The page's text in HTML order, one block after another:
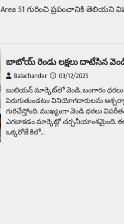
Area 51 గురించి ప్రపంచానికి తెలియని
బాబోయ్‌ రెండు లక్షలు దాటేసిన
Balachander
03/12/2025
బులియన్‌ మార్కెట్‌లో వెండి, బంగారం
పెరుగుతుండటం వినియోగదారులను
గురిచేస్తోంది. ముఖ్యంగా వెండి ధరలు
ఎగబాకడం మార్కెట్లో చర్చనీయాంశమైంది.
ఒక్కరోజే కిలో…